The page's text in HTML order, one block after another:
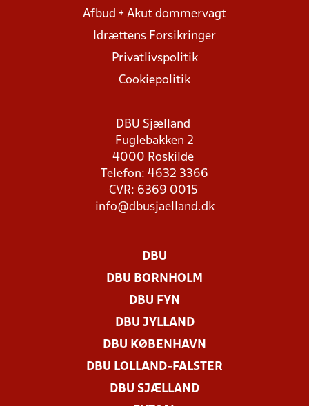
Afbud + Akut dommervagt
Idrættens Forsikringer
Privatlivspolitik
Cookiepolitik
DBU Sjælland
Fuglebakken 2
4000 Roskilde
Telefon: 4632 3366
CVR: 6369 0015
info@dbusjaelland.dk
DBU
DBU BORNHOLM
DBU FYN
DBU JYLLAND
DBU KØBENHAVN
DBU LOLLAND-FALSTER
DBU SJÆLLAND